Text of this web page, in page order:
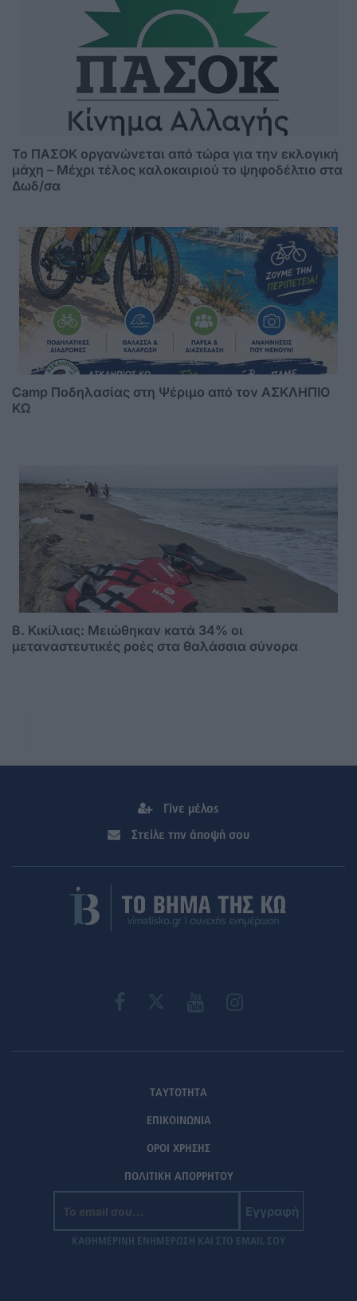
Το ΠΑΣΟΚ οργανώνεται από τώρα για την εκλογική
μάχη – Μέχρι τέλος καλοκαιριού το ψηφοδέλτιο στα
Δωδ/σα
Camp Ποδηλασίας στη Ψέριμο από τον ΑΣΚΛΗΠΙΟ
ΚΩ
B. Κικίλιας: Μειώθηκαν κατά 34% οι
μεταναστευτικές ροές στα θαλάσσια σύνορα
Γίνε μέλος
Στείλε την άποψή σου
ΤΑΥΤΟΤΗΤΑ
ΕΠΙΚΟΙΝΩΝΙΑ
ΟΡΟΙ ΧΡΗΣΗΣ
ΠΟΛΙΤΙΚΗ ΑΠΟΡΡΗΤΟΥ
Εγγραφή
ΚΑΘΗΜΕΡΙΝΗ ΕΝΗΜΕΡΩΣΗ ΚΑΙ ΣΤΟ EMAIL ΣΟΥ